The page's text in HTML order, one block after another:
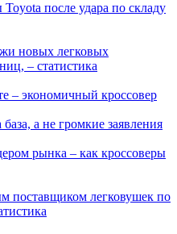
после удара по складу
новых легковых
– статистика
– экономичный кроссовер
а не громкие заявления
рынка – как кроссоверы
поставщиком легковушек по